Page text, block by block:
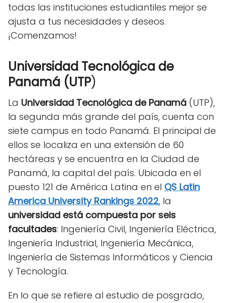
todas las instituciones estudiantiles mejor se
ajusta a tus necesidades y deseos.
¡Comenzamos!
Universidad Tecnológica de
Panamá (UTP)
La Universidad Tecnológica de Panamá (UTP),
la segunda más grande del país, cuenta con
siete campus en todo Panamá. El principal de
ellos se localiza en una extensión de 60
hectáreas y se encuentra en la Ciudad de
Panamá, la capital del país. Ubicada en el
puesto 121 de América Latina en el QS Latin
America University Rankings 2022, la
universidad está compuesta por seis
facultades: Ingeniería Civil, Ingeniería Eléctrica,
Ingeniería Industrial, Ingeniería Mecánica,
Ingeniería de Sistemas Informáticos y Ciencia
y Tecnología.
En lo que se refiere al estudio de posgrado,